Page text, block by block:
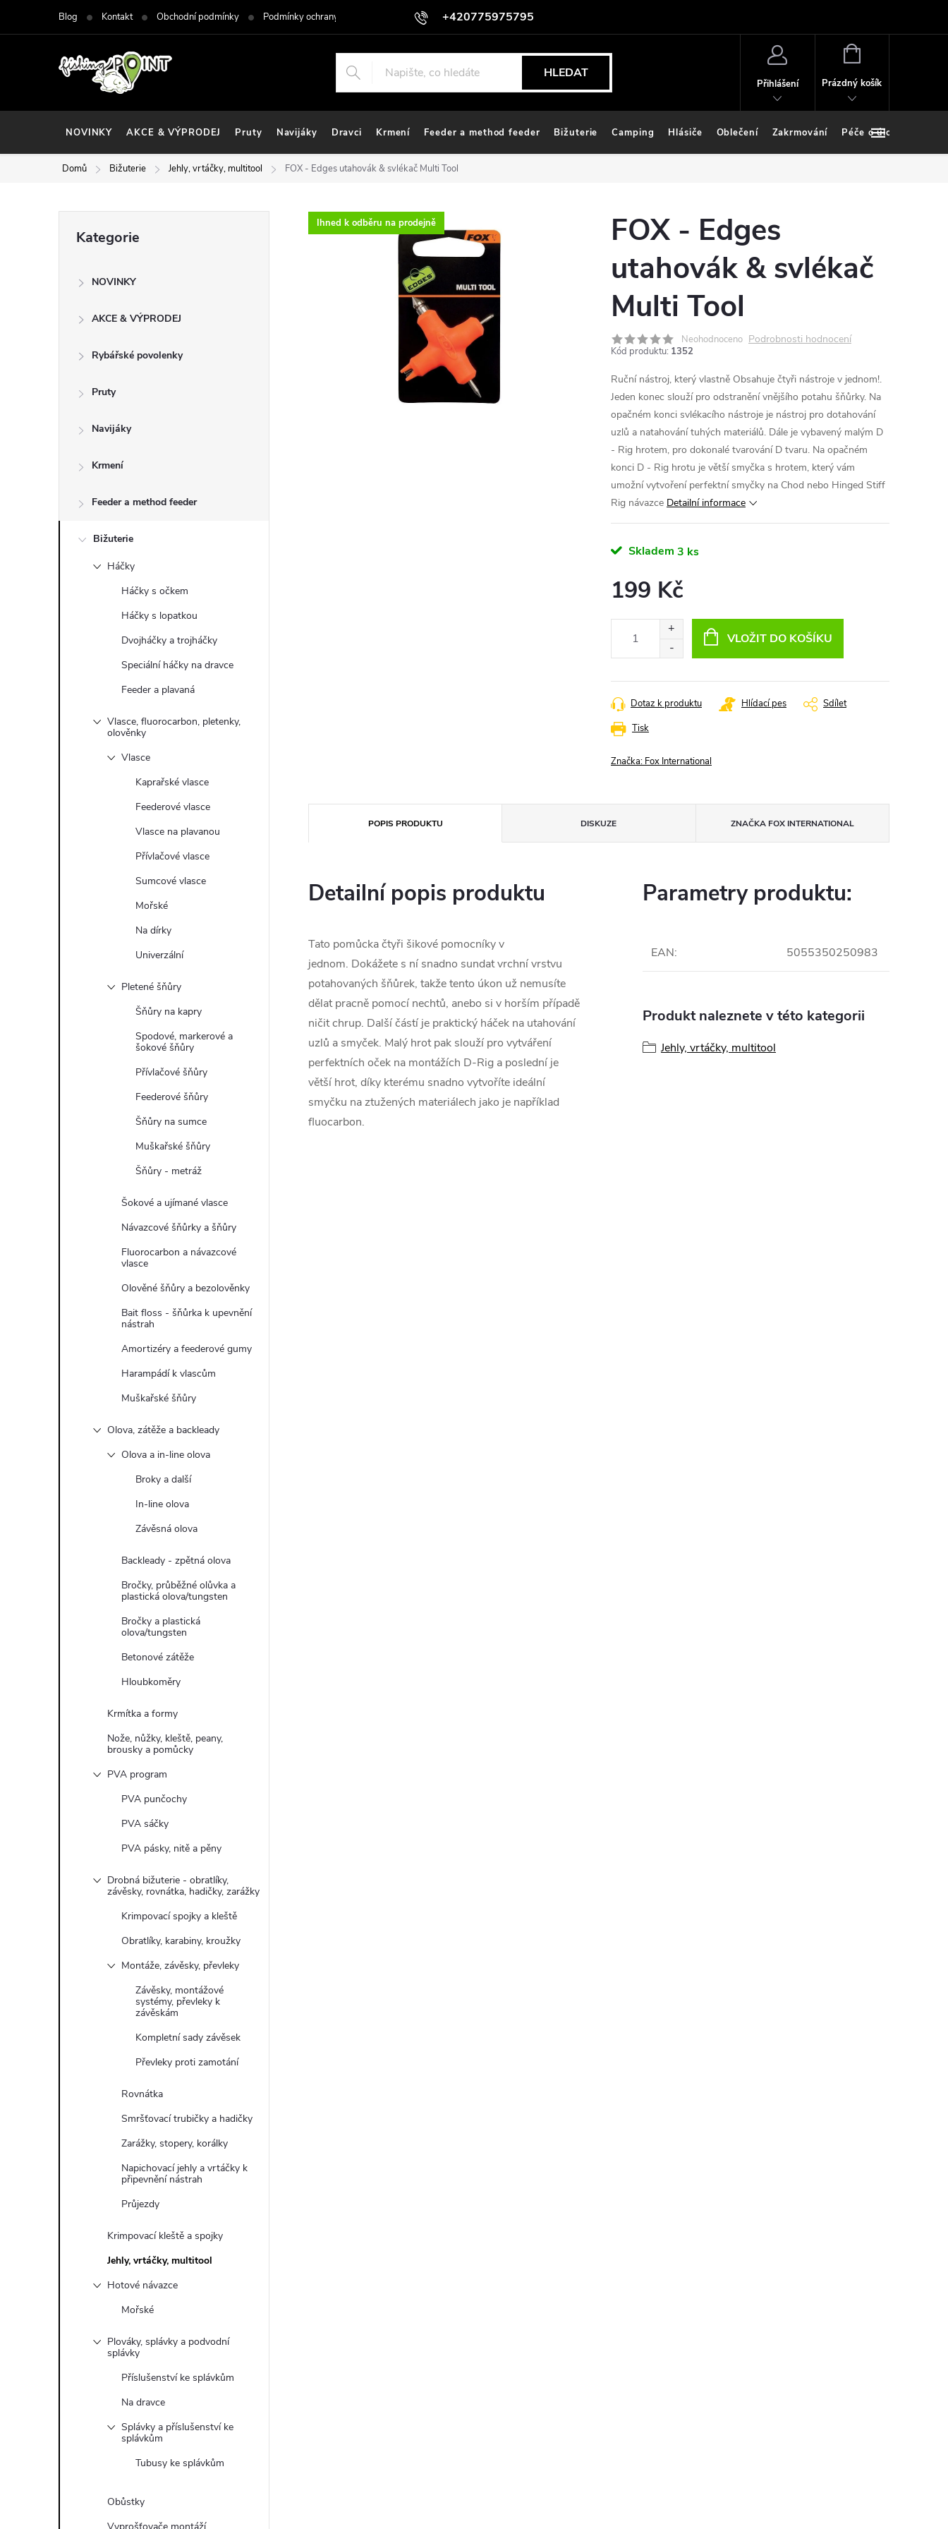
+420775975795
Blog Kontakt Obchodní podmínky Podmínky ochrany osobních údajů
HLEDAT
Přihlášení
NÁKUPNÍ
Prázdný košík
NOVINKY AKCE & VÝPRODEJ Pruty Navijáky Dravci Krmení Feeder a method feeder Bižuterie Camping Hlásiče Oblečení Zakrmování Péče o úlovek
Domů Bižuterie Jehly, vrtáčky, multitool FOX - Edges utahovák & svlékač Multi Tool
kategorie
Kategorie
NOVINKY
AKCE & VÝPRODEJ
Rybářské povolenky
Pruty
Navijáky
Krmení
Feeder a method feeder
Bižuterie
Háčky
Háčky s očkem
Háčky s lopatkou
Dvojháčky a trojháčky
Speciální háčky na dravce
Feeder a plavaná
Vlasce, fluorocarbon, pletenky,
olověnky
Vlasce
Kaprařské vlasce
Feederové vlasce
Vlasce na plavanou
Přívlačové vlasce
Sumcové vlasce
Mořské
Na dírky
Univerzální
Pletené šňůry
Šňůry na kapry
Spodové, markerové a
šokové šňůry
Přívlačové šňůry
Feederové šňůry
Šňůry na sumce
Muškařské šňůry
Šňůry - metráž
Šokové a ujímané vlasce
Návazcové šňůrky a šňůry
Fluorocarbon a návazcové
vlasce
Olověné šňůry a bezolověnky
Bait floss - šňůrka k upevnění
nástrah
Amortizéry a feederové gumy
Harampádí k vlascům
Muškařské šňůry
Olova, zátěže a backleady
Olova a in-line olova
Broky a další
In-line olova
Závěsná olova
Backleady - zpětná olova
Bročky, průběžné olůvka a
plastická olova/tungsten
Bročky a plastická
olova/tungsten
Betonové zátěže
Hloubkoměry
Krmítka a formy
Nože, nůžky, kleště, peany,
brousky a pomůcky
PVA program
PVA punčochy
PVA sáčky
PVA pásky, nitě a pěny
Drobná bižuterie - obratlíky,
závěsky, rovnátka, hadičky, zarážky
Krimpovací spojky a kleště
Obratlíky, karabiny, kroužky
Montáže, závěsky, převleky
Závěsky, montážové
systémy, převleky k
závěskám
Kompletní sady závěsek
Převleky proti zamotání
Rovnátka
Smršťovací trubičky a hadičky
Zarážky, stopery, korálky
Napichovací jehly a vrtáčky k
připevnění nástrah
Průjezdy
Krimpovací kleště a spojky
Jehly, vrtáčky, multitool
Hotové návazce
Mořské
Plováky, splávky a podvodní
splávky
Příslušenství ke splávkům
Na dravce
Splávky a příslušenství ke
splávkům
Tubusy ke splávkům
Obůstky
Ihned k odběru na prodejně
FOX - Edges
utahovák & svlékač
Multi Tool
Neohodnoceno Podrobnosti hodnocení
Kód produktu: 1352
Ruční nástroj, který vlastně Obsahuje čtyři nástroje v jednom!.
Jeden konec slouží pro odstranění vnějšího potahu šňůrky. Na
opačném konci svlékacího nástroje je nástroj pro dotahování
uzlů a natahování tuhých materiálů. Dále je vybavený malým D
- Rig hrotem, pro dokonalé tvarování D tvaru. Na opačném
konci D - Rig hrotu je větší smyčka s hrotem, který vám
umožní vytvoření perfektní smyčky na Chod nebo Hinged Stiff
Rig návazce Detailní informace
Skladem 3 ks
199 Kč
VLOŽIT DO KOŠÍKU
Tisk
Dotaz k produktu Hlídací pes Sdílet
Značka: Fox International
POPIS PRODUKTU DISKUZE ZNAČKAFOX INTERNATIONAL
Detailní popis produktu
Tato pomůcka čtyři šikové pomocníky v
jednom. Dokážete s ní snadno sundat vrchní vrstvu
potahovaných šňůrek, takže tento úkon už nemusíte
dělat pracně pomocí nechtů, anebo si v horším případě
ničit chrup. Další částí je praktický háček na utahování
uzlů a smyček. Malý hrot pak slouží pro vytváření
perfektních oček na montážích D-Rig a poslední je
větší hrot, díky kterému snadno vytvoříte ideální
smyčku na ztužených materiálech jako je například
fluocarbon.
Parametry produktu:
EAN: 5055350250983
Produkt naleznete v této kategorii
Jehly, vrtáčky, multitool